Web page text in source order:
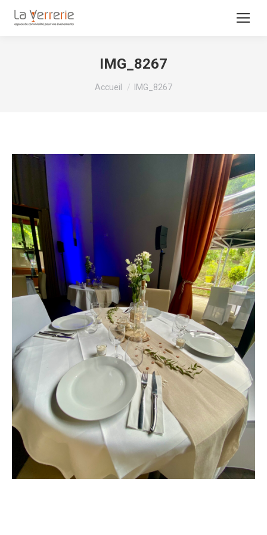
IMG_8267
Vous êtes ici :
Accueil IMG_8267